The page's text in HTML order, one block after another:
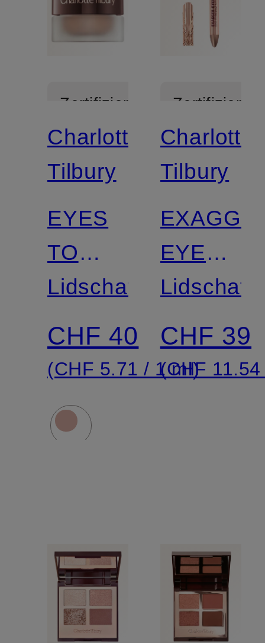
Zertifiziert
Charlotte
Tilbury
EYES
TO
MESMERISE
Lidschatten
CHF 40
(CHF 5.71 / 1 ml)
Zertifiziert
Charlotte
Tilbury
EYES
EASY
STICK
CHF 39
(CHF